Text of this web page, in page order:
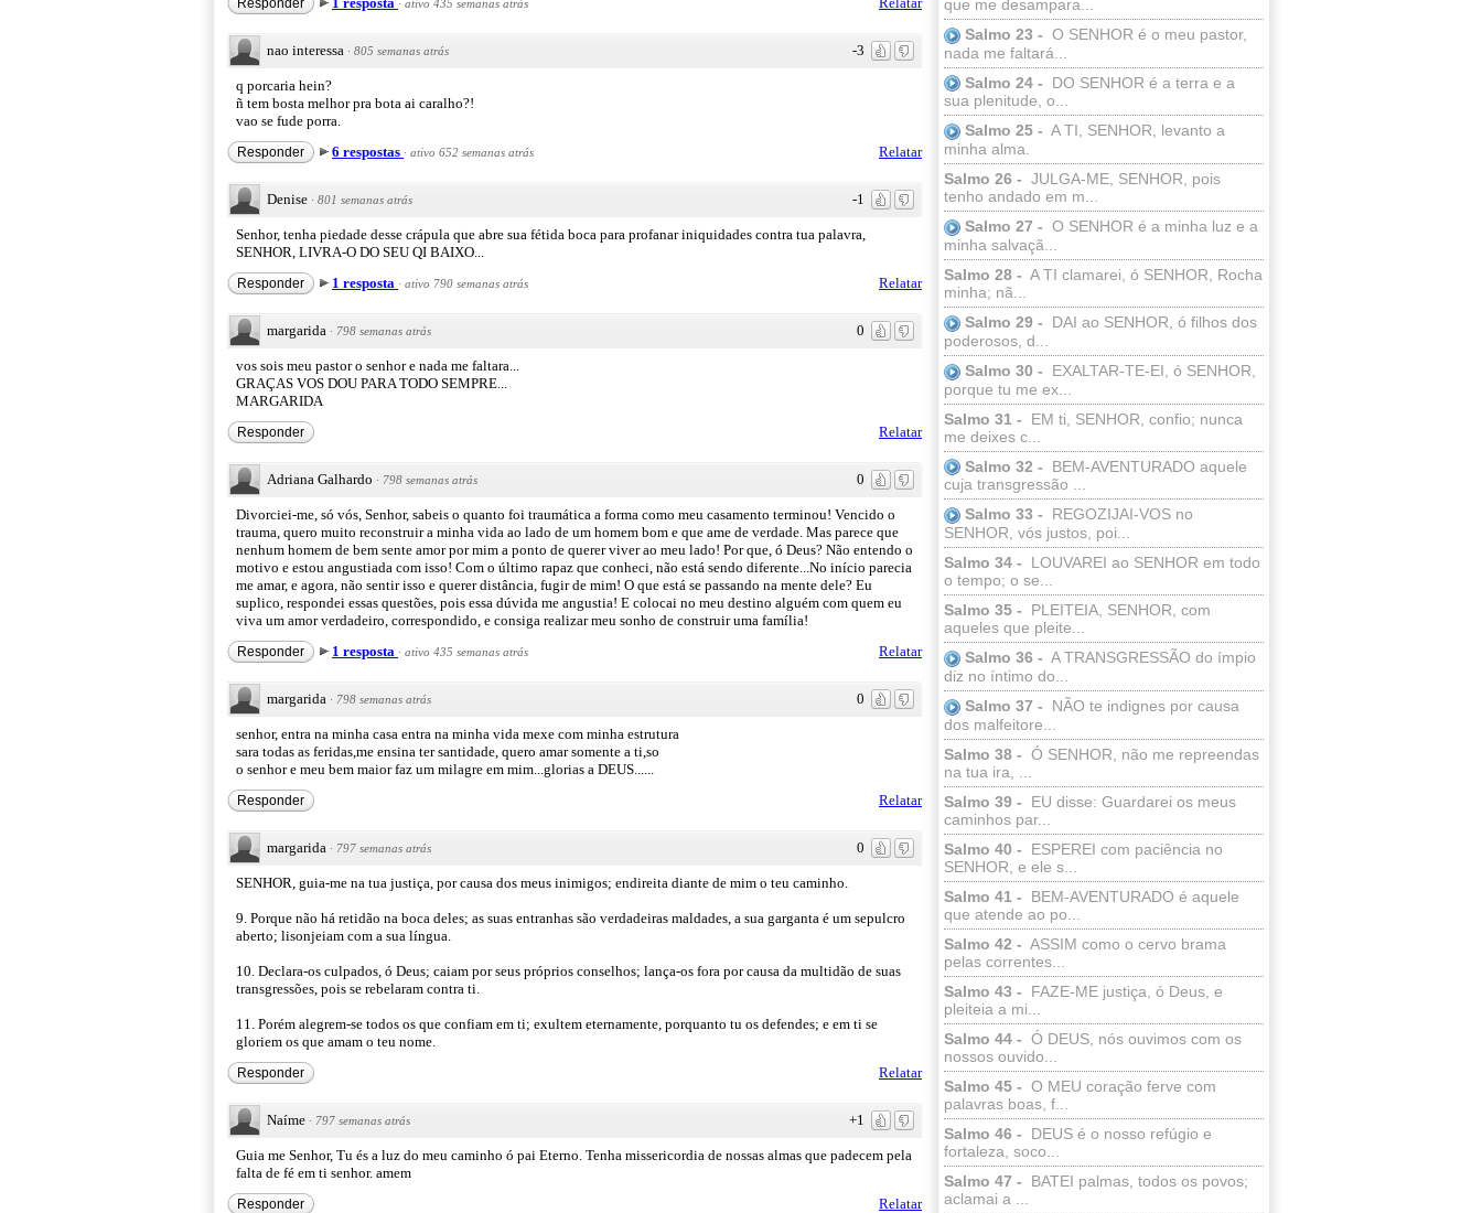
que me desampara...
Salmo 23 - O SENHOR é o meu pastor,
nada me faltará...
Salmo 24 -
DO SENHOR é a terra e a
sua plenitude, o...
Salmo 25 - A TI, SENHOR, levanto a
minha alma.
Salmo 26 - JULGA-ME, SENHOR, pois
tenho andado em m...
Salmo 27 - O SENHOR é a minha luz e a
minha salvaçã...
Salmo 28 - A TI clamarei, ó SENHOR, Rocha
minha; nã...
Salmo 29 -
DAI ao SENHOR, ó filhos dos
poderosos, d...
Salmo 30 -
EXALTAR-TE-EI, ó SENHOR,
porque tu me ex...
Salmo 31 -
EM ti, SENHOR, confio; nunca
me deixes c...
Salmo 32 -
BEM-AVENTURADO aquele
cuja transgressão ...
Salmo 33 -
REGOZIJAI-VOS no
SENHOR, vós justos, poi...
Salmo 34 -
LOUVAREI ao SENHOR em todo
o tempo; o se...
Salmo 35 -
PLEITEIA, SENHOR, com
aqueles que pleite...
Salmo 36 - A TRANSGRESSÃO do ímpio
diz no íntimo do...
Salmo 37 -
NÃO te indignes por causa
dos malfeitore...
Salmo 38 - Ó SENHOR, não me repreendas
na tua ira, ...
Salmo 39 -
EU disse: Guardarei os meus
caminhos par...
Salmo 40 -
ESPEREI com paciência no
SENHOR, e ele s...
Salmo 41 -
BEM-AVENTURADO é aquele
que atende ao po...
Salmo 42 - ASSIM como o cervo brama
pelas correntes...
Salmo 43 -
FAZE-ME justiça, ó Deus, e
pleiteia a mi...
Salmo 44 - Ó DEUS, nós ouvimos com os
nossos ouvido...
Salmo 45 - O MEU coração ferve com
palavras boas, f...
Salmo 46 -
DEUS é o nosso refúgio e
fortaleza, soco...
Salmo 47 -
BATEI palmas, todos os povos;
aclamai a ...
Responder · ativo 435 semanas atrás
-3
nao interessa · 805 semanas atrás
q porcaria hein?
ñ tem bosta melhor pra bota ai caralho?!
vao se fude porra.
Relatar
Responder 6 respostas · ativo 652 semanas atrás
-1
Denise · 801 semanas atrás
Senhor, tenha piedade desse crápula que abre sua fétida boca para profanar iniquidades contra tua palavra,
SENHOR, LIVRA-O DO SEU QI BAIXO...
Relatar
Responder 1 resposta · ativo 790 semanas atrás
0
margarida · 798 semanas atrás
vos sois meu pastor o senhor e nada me faltara...
GRAÇAS VOS DOU PARA TODO SEMPRE...
MARGARIDA
Relatar
Responder
0
Adriana Galhardo · 798 semanas atrás
Divorciei-me, só vós, Senhor, sabeis o quanto foi traumática a forma como meu casamento terminou! Vencido o
trauma, quero muito reconstruir a minha vida ao lado de um homem bom e que ame de verdade. Mas parece que
nenhum homem de bem sente amor por mim a ponto de querer viver ao meu lado! Por que, ó Deus? Não entendo o
motivo e estou angustiada com isso! Com o último rapaz que conheci, não está sendo diferente...No início parecia
me amar, e agora, não sentir isso e querer distância, fugir de mim! O que está se passando na mente dele? Eu
suplico, respondei essas questões, pois essa dúvida me angustia! E colocai no meu destino alguém com quem eu
viva um amor verdadeiro, correspondido, e consiga realizar meu sonho de construir uma família!
Relatar
Responder 1 resposta · ativo 435 semanas atrás
0
margarida · 798 semanas atrás
senhor, entra na minha casa entra na minha vida mexe com minha estrutura
sara todas as feridas,me ensina ter santidade, quero amar somente a ti,so
o senhor e meu bem maior faz um milagre em mim...glorias a DEUS......
Relatar
Responder
0
margarida · 797 semanas atrás
SENHOR, guia-me na tua justiça, por causa dos meus inimigos; endireita diante de mim o teu caminho.
9. Porque não há retidão na boca deles; as suas entranhas são verdadeiras maldades, a sua garganta é um sepulcro
aberto; lisonjeiam com a sua língua.
10. Declara-os culpados, ó Deus; caiam por seus próprios conselhos; lança-os fora por causa da multidão de suas
transgressões, pois se rebelaram contra ti.
11. Porém alegrem-se todos os que confiam em ti; exultem eternamente, porquanto tu os defendes; e em ti se
gloriem os que amam o teu nome.
Relatar
Responder
+1
Naíme · 797 semanas atrás
Guia me Senhor, Tu és a luz do meu caminho ó pai Eterno. Tenha missericordia de nossas almas que padecem pela
falta de fé em ti senhor. amem
Relatar
Responder